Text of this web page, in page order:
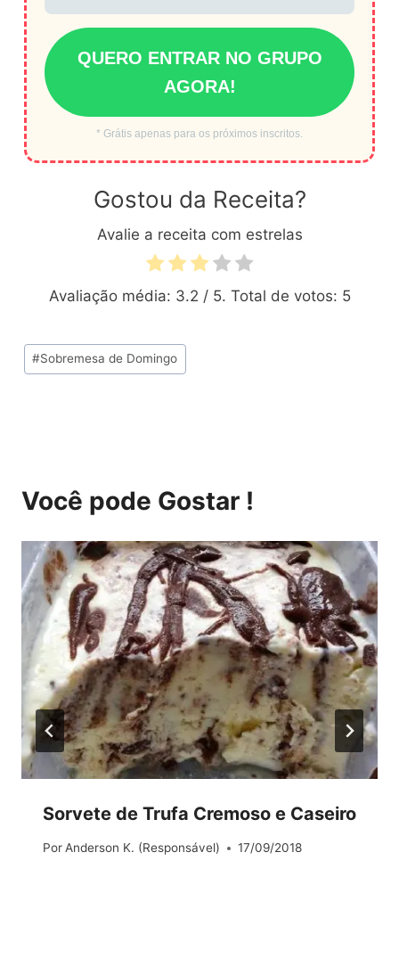
QUERO ENTRAR NO GRUPO
AGORA!
* Grátis apenas para os próximos inscritos.
Gostou da Receita?
Avalie a receita com estrelas
Avaliação média: 3.2 / 5. Total de votos: 5
Tags
do
#Sobremesa de Domingo
Você pode Gostar !
Sorvete de Trufa Cremoso e Caseiro
Por Anderson K. (Responsável) 17/09/2018